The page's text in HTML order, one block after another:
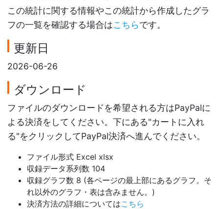
この統計に関する情報やこの統計から作成したグラ
フの一覧を確認する場合はこちらです。
更新日
2026-06-26
ダウンロード
ファイルのダウンロードを希望される方はPayPalに
よる決済をしてください。下にある"カートに入れ
る"をクリックしてPayPal決済へ進んでください。
ファイル形式 Excel xlsx
収録データ系列数 104
収録グラフ数 8 (各ページの最上部にあるグラフ。そ
れ以外のグラフ・表は含みません。)
決済方法の詳細についてはこちら